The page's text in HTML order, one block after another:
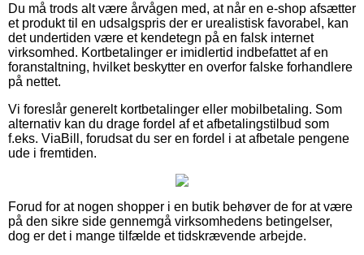
Du må trods alt være årvågen med, at når en e-shop afsætter
et produkt til en udsalgspris der er urealistisk favorabel, kan
det undertiden være et kendetegn på en falsk internet
virksomhed. Kortbetalinger er imidlertid indbefattet af en
foranstaltning, hvilket beskytter en overfor falske forhandlere
på nettet.
Vi foreslår generelt kortbetalinger eller mobilbetaling. Som
alternativ kan du drage fordel af et afbetalingstilbud som
f.eks. ViaBill, forudsat du ser en fordel i at afbetale pengene
ude i fremtiden.
Forud for at nogen shopper i en butik behøver de for at være
på den sikre side gennemgå virksomhedens betingelser,
dog er det i mange tilfælde et tidskrævende arbejde.